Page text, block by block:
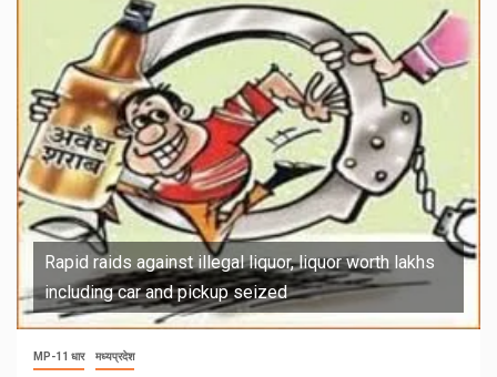
Rapid raids against illegal liquor, liquor worth lakhs
including car and pickup seized
MP-11 धार मध्यप्रदेश